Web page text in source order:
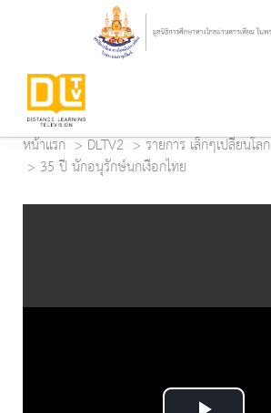
หน้าแรก DLTV2
รายการ เล็กๆเปลี่ยนโลก
35 ปี นักอนุรักษ์นกเงือกไทย